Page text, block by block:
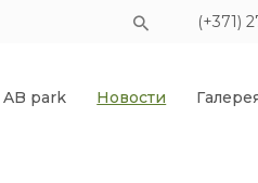
(+371)
AB park Новости